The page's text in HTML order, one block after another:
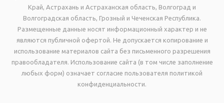
Край, Астрахань и Астраханская область, Волгоград и
Волгоградская область, Грозный и Чеченская Республика.
Размещенные данные носят информационный характер и не
являются публичной офертой. Не допускается копирование и
использование материалов сайта без письменного разрешения
правообладателя. Использование сайта (в том числе заполнение
любых форм) означает согласие пользователя политикой
конфиденциальности.